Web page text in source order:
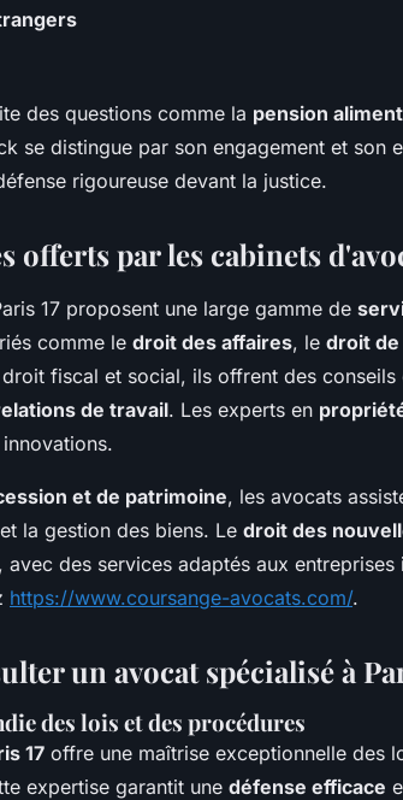
des questions comme la pension
se distingue par son engagement et son
rigoureuse devant la justice.
offerts par les cabinets
17 proposent une large gamme de
comme le droit des affaires, le droit de
fiscal et social, ils offrent des conseils
de travail. Les experts en
et de patrimoine, les avocats
la gestion des biens. Le droit des
des services adaptés aux entreprises
https://www.coursange-avocats.com/.
un avocat spécialisé à
des lois et des procédures
17 offre une maîtrise exceptionnelle des
expertise garantit une défense efficace